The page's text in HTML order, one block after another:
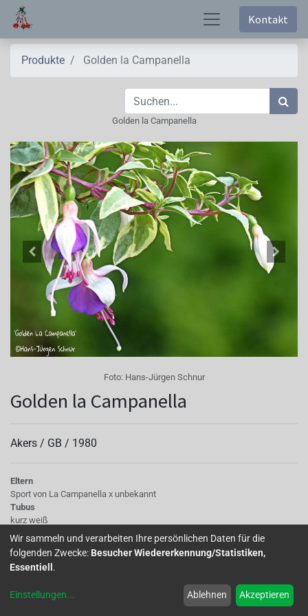
Kontakt
Produkte Golden la Campanella
Golden la Campanella
Foto: Hans-Jürgen Schnur
Golden la Campanella
Akers / GB / 1980
Eltern
Sport von La Campanella x unbekannt
Tubus
kurz weiß
Sepalen
gelbgrüne Spitzen, weiß mit rosa Schimmer
Korolle/Petalen
lavendelblau
gelbgrünes Laubwerk, weiß
Wir sammeln und verarbeiten Ihre persönlichen Daten für die
folgenden Zwecke: Besucher Wiedererkennung/Statistiken,
Essentiell .
Einstellungen... Ablehnen Akzeptieren